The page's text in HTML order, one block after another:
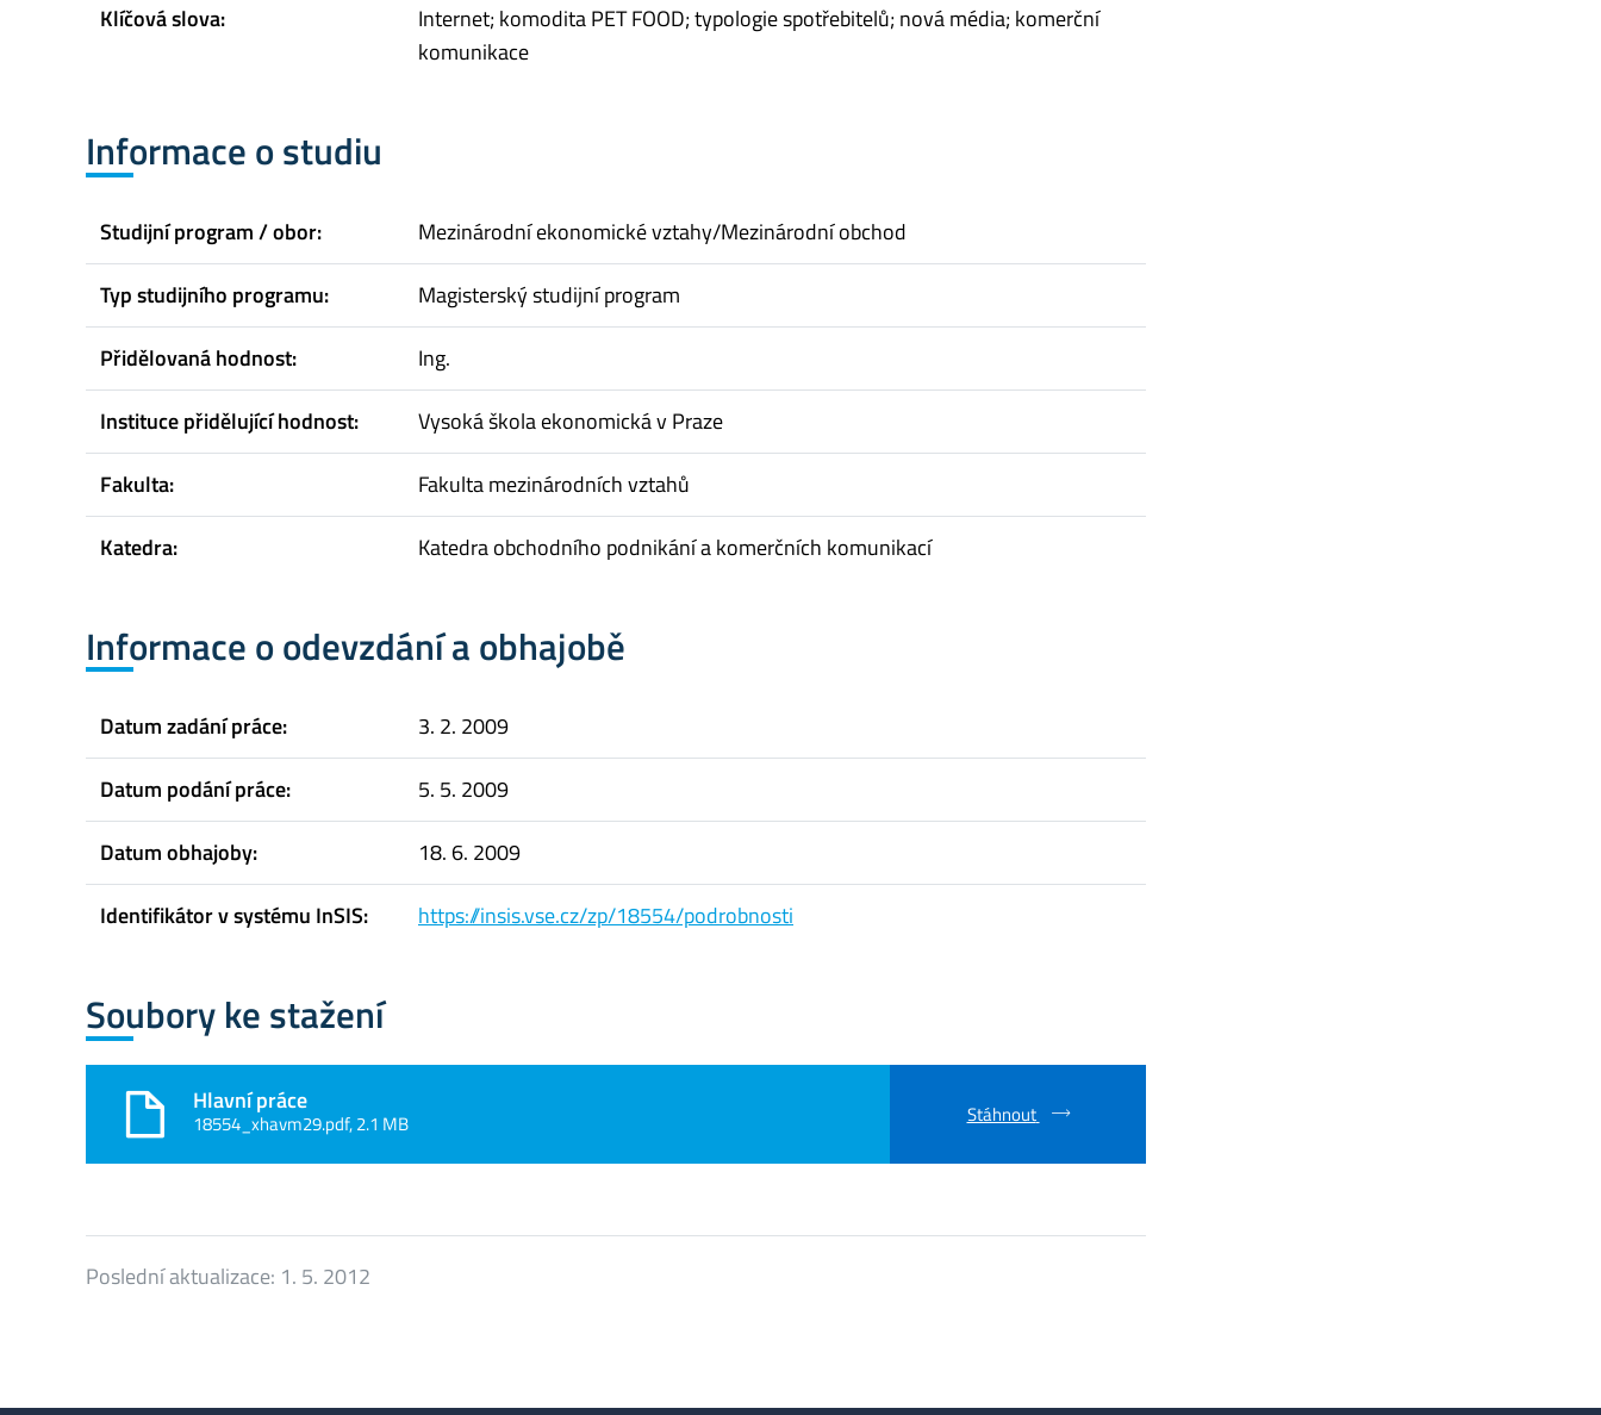
Klíčová slova:
Internet; komodita PET FOOD; typologie spotřebitelů; nová média; komerční
komunikace
Informace o studiu
Studijní program / obor:
Mezinárodní ekonomické vztahy/Mezinárodní obchod
Typ studijního programu:
Magisterský studijní program
Přidělovaná hodnost:
Ing.
Instituce přidělující hodnost:
Vysoká škola ekonomická v Praze
Fakulta:
Fakulta mezinárodních vztahů
Katedra:
Katedra obchodního podnikání a komerčních komunikací
Informace o odevzdání a obhajobě
Datum zadání práce:
3. 2. 2009
Datum podání práce:
5. 5. 2009
Datum obhajoby:
18. 6. 2009
Identifikátor v systému InSIS:
https://insis.vse.cz/zp/18554/podrobnosti
Soubory ke stažení
Hlavní práce
18554_xhavm29.pdf, 2.1 MB Stáhnout
Poslední aktualizace: 1. 5. 2012